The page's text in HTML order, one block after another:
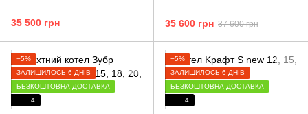
35 500 грн 35 600 грн 37 600 грн
−5%
ЗАЛИШИЛОСЬ 6 ДНІВ
БЕЗКОШТОВНА ДОСТАВКА
4
−5%
ЗАЛИШИЛОСЬ 6 ДНІВ
БЕЗКОШТОВНА ДОСТАВКА
4